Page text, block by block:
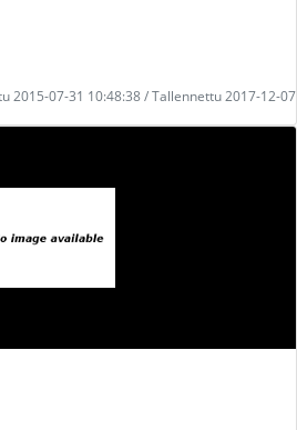
2015-07-31 10:48:38 / Tallennettu 2017-12-07